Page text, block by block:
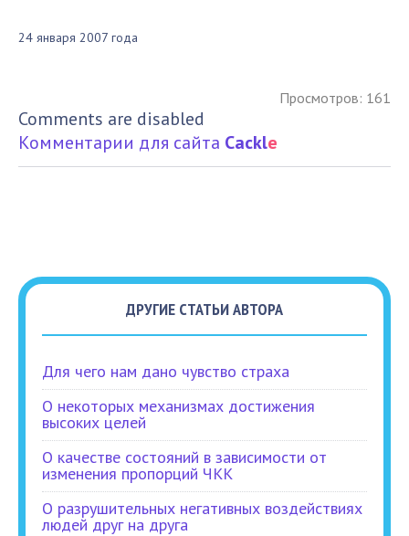
24 января 2007 года
Просмотров: 161
Comments are disabled
Комментарии для сайта Cackle
ДРУГИЕ СТАТЬИ АВТОРА
Для чего нам дано чувство страха
О некоторых механизмах достижения
высоких целей
О качестве состояний в зависимости от
изменения пропорций ЧКК
О разрушительных негативных воздействиях
людей друг на друга